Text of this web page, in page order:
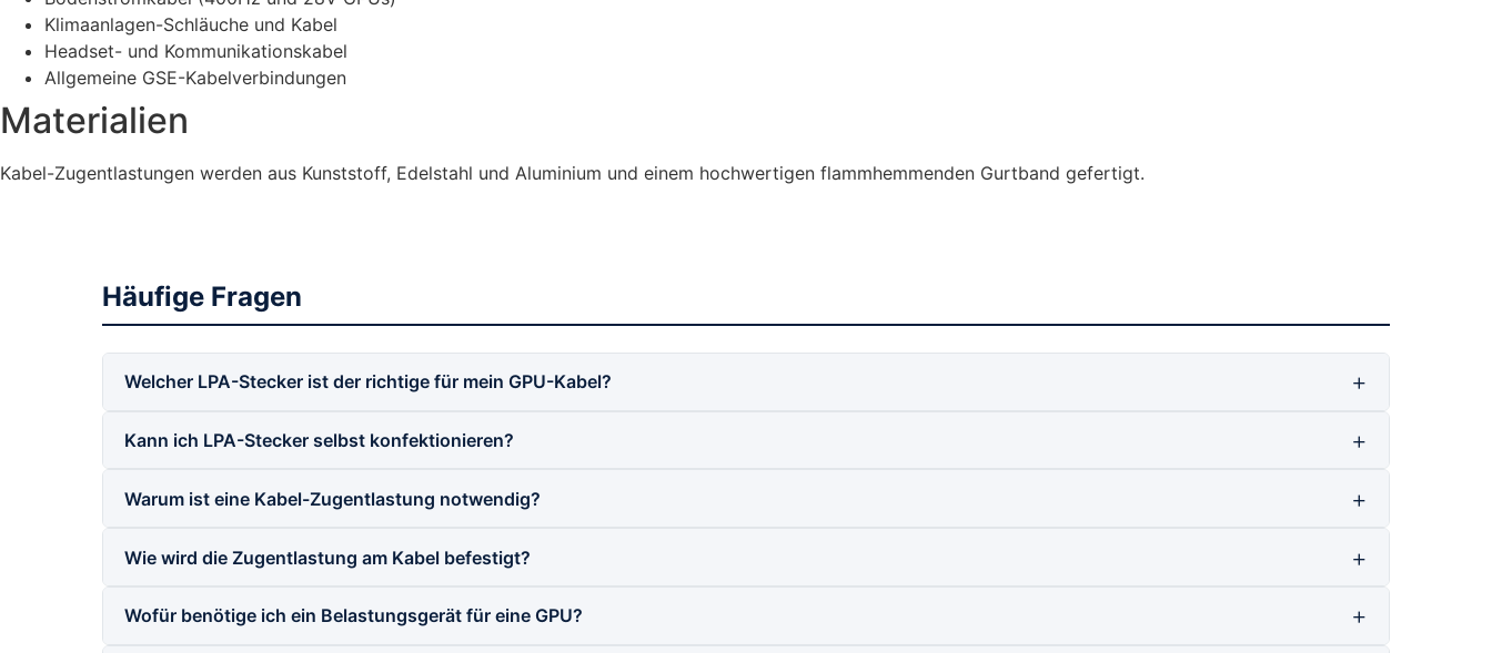
Klimaanlagen-Schläuche und Kabel
Headset- und Kommunikationskabel
Allgemeine GSE-Kabelverbindungen
Materialien
Kabel-Zugentlastungen werden aus Kunststoff, Edelstahl und Aluminium und einem hochwertigen flammhemmenden Gurtband gefertigt.
Häufige Fragen
Welcher LPA-Stecker ist der richtige für mein GPU-Kabel?
Kann ich LPA-Stecker selbst konfektionieren?
Warum ist eine Kabel-Zugentlastung notwendig?
Wie wird die Zugentlastung am Kabel befestigt?
Wofür benötige ich ein Belastungsgerät für eine GPU?